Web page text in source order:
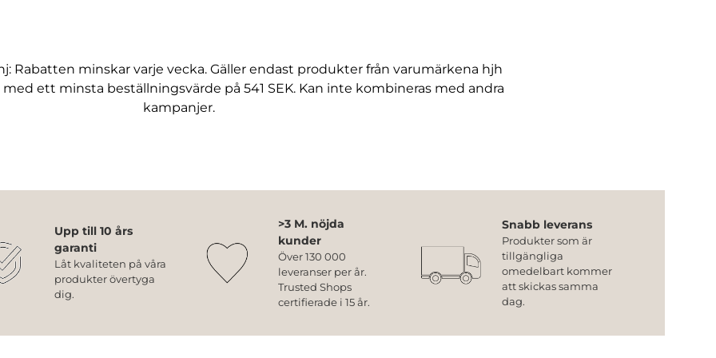
Rabatten minskar varje vecka. Gäller endast produkter från varumärkena hjh
med ett minsta beställningsvärde på 541 SEK. Kan inte kombineras med andra
kampanjer.
Upp till 10 års
garanti
Låt kvaliteten på våra
produkter övertyga
dig.
>3 M. nöjda
kunder
Över 130 000
leveranser per år.
Trusted Shops
certifierade i 15 år.
Snabb leverans
Produkter som är
tillgängliga
omedelbart kommer
att skickas samma
dag.